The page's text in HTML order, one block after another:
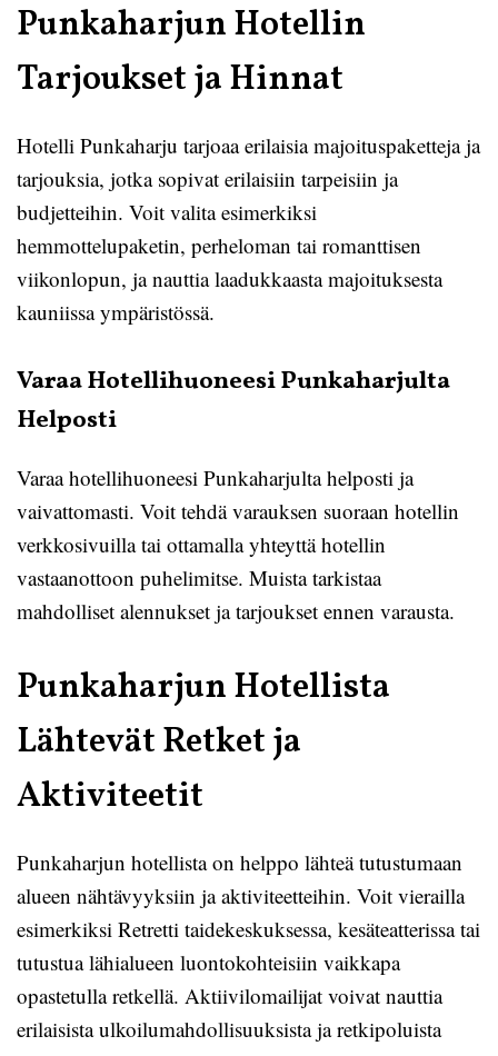
Punkaharjun Hotellin
Tarjoukset ja Hinnat
Hotelli Punkaharju tarjoaa erilaisia majoituspaketteja ja
tarjouksia, jotka sopivat erilaisiin tarpeisiin ja
budjetteihin. Voit valita esimerkiksi
hemmottelupaketin, perheloman tai romanttisen
viikonlopun, ja nauttia laadukkaasta majoituksesta
kauniissa ympäristössä.
Varaa Hotellihuoneesi Punkaharjulta
Helposti
Varaa hotellihuoneesi Punkaharjulta helposti ja
vaivattomasti. Voit tehdä varauksen suoraan hotellin
verkkosivuilla tai ottamalla yhteyttä hotellin
vastaanottoon puhelimitse. Muista tarkistaa
mahdolliset alennukset ja tarjoukset ennen varausta.
Punkaharjun Hotellista
Lähtevät Retket ja
Aktiviteetit
Punkaharjun hotellista on helppo lähteä tutustumaan
alueen nähtävyyksiin ja aktiviteetteihin. Voit vierailla
esimerkiksi Retretti taidekeskuksessa, kesäteatterissa tai
tutustua lähialueen luontokohteisiin vaikkapa
opastetulla retkellä. Aktiivilomailijat voivat nauttia
erilaisista ulkoilumahdollisuuksista ja retkipoluista